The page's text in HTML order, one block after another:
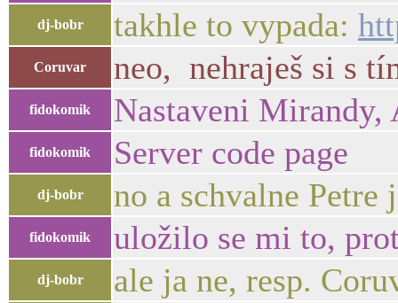
dj-bobr takhle to vypada:
Coruvar neo, nehraješ si s
fidokomik Nastaveni Mirandy,
fidokomik Server code page
dj-bobr no a schvalne
fidokomik uložilo se mi to,
dj-bobr ale ja ne, resp.